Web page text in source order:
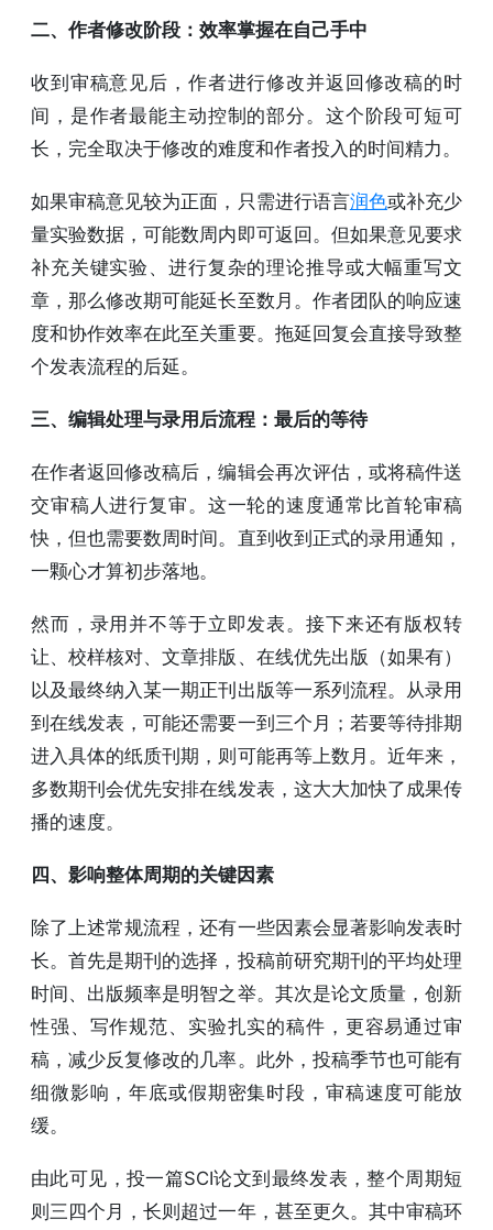
二、作者修改阶段：效率掌握在自己手中
收到审稿意见后，作者进行修改并返回修改稿的时
间，是作者最能主动控制的部分。这个阶段可短可
长，完全取决于修改的难度和作者投入的时间精力。
如果审稿意见较为正面，只需进行语言润色或补充少
量实验数据，可能数周内即可返回。但如果意见要求
补充关键实验、进行复杂的理论推导或大幅重写文
章，那么修改期可能延长至数月。作者团队的响应速
度和协作效率在此至关重要。拖延回复会直接导致整
个发表流程的后延。
三、编辑处理与录用后流程：最后的等待
在作者返回修改稿后，编辑会再次评估，或将稿件送
交审稿人进行复审。这一轮的速度通常比首轮审稿
快，但也需要数周时间。直到收到正式的录用通知，
一颗心才算初步落地。
然而，录用并不等于立即发表。接下来还有版权转
让、校样核对、文章排版、在线优先出版（如果有）
以及最终纳入某一期正刊出版等一系列流程。从录用
到在线发表，可能还需要一到三个月；若要等待排期
进入具体的纸质刊期，则可能再等上数月。近年来，
多数期刊会优先安排在线发表，这大大加快了成果传
播的速度。
四、影响整体周期的关键因素
除了上述常规流程，还有一些因素会显著影响发表时
长。首先是期刊的选择，投稿前研究期刊的平均处理
时间、出版频率是明智之举。其次是论文质量，创新
性强、写作规范、实验扎实的稿件，更容易通过审
稿，减少反复修改的几率。此外，投稿季节也可能有
细微影响，年底或假期密集时段，审稿速度可能放
缓。
由此可见，投一篇SCI论文到最终发表，整个周期短
则三四个月，长则超过一年，甚至更久。其中审稿环